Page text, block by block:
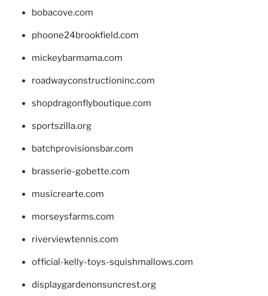
bobacove.com
phoone24brookfield.com
mickeybarmama.com
roadwayconstructioninc.com
shopdragonflyboutique.com
sportszilla.org
batchprovisionsbar.com
brasserie-gobette.com
musicrearte.com
morseysfarms.com
riverviewtennis.com
official-kelly-toys-squishmallows.com
displaygardenonsuncrest.org